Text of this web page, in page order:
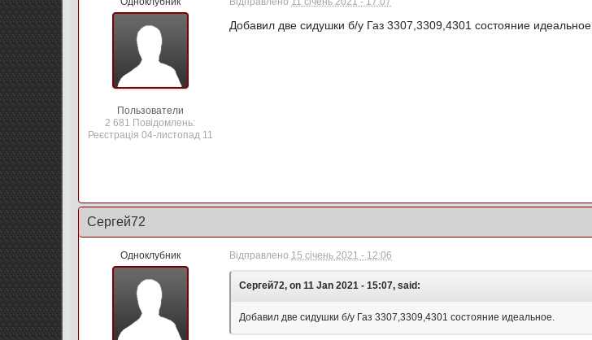
Пользователи
2 681 Повідомлень:
Реєстрація 04-листопад 11
Добавил две сидушки б/у Газ 3307,3309,4301 состояние идеальное.
Сергей72
Одноклубник Відправлено 15 січень 2021 - 12:06
Сергей72, on 11 Jan 2021 - 15:07, said:
Добавил две сидушки б/у Газ 3307,3309,4301 состояние идеальное.